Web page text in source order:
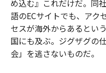
め込む』これだけだ。同
語のECサイトでも、アク
セスが海外からあるとい
国にも及ぶ。ジグザグの
会」を逃さないものだ。